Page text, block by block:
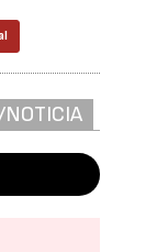
NOTICIA